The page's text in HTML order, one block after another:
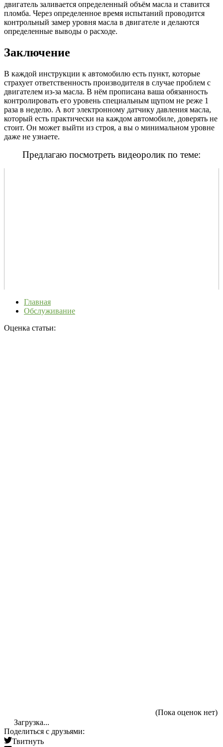
двигатель заливается определенный объём масла и ставится
пломба. Через определенное время испытаний проводится
контрольный замер уровня масла в двигателе и делаются
определенные выводы о расходе.
Заключение
В каждой инструкции к автомобилю есть пункт, которые
страхует ответственность производителя в случае проблем с
двигателем из-за масла. В нём прописана ваша обязанность
контролировать его уровень специальным щупом не реже 1
раза в неделю. А вот электронному датчику давления масла,
который есть практически на каждом автомобиле, доверять не
стоит. Он может выйти из строя, а вы о минимальном уровне
даже не узнаете.
Предлагаю посмотреть видеоролик по теме:
Главная
Обслуживание
Оценка статьи:
(Пока оценок нет)
Загрузка...
Поделиться с друзьями:
Твитнуть